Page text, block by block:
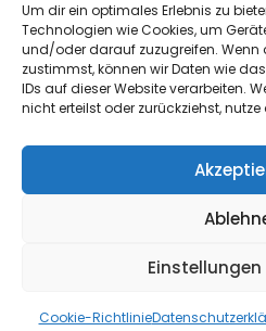
Um dir ein optimales Erlebnis zu
Technologien wie Cookies, um
und/oder darauf zuzugreifen. Wenn
zustimmst, können wir Daten wie
IDs auf dieser Website verarbeiten.
nicht erteilst oder zurückziehst, nutze
Cookie-Richtlinie
Anmelden
Eintrags-Feed
Kommentar-Feed
WordPress.org
WordPress Theme by